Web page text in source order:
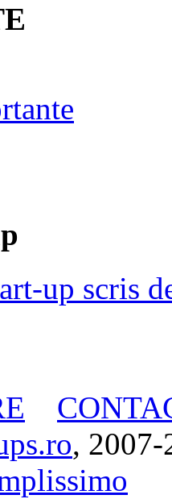
up scris
, 2007-